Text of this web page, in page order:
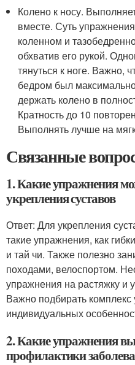
Колено к носу.
вместе. Суть
коленном и
обхватив его рукой.
тянуться к ноге. Важно,
бедром был
держать колено в
Кратность до 10
Выполнять лучше на
Связанные
1. Какие упражнения
укрепления суставов
Ответ: Для укрепления
такие упражнения, как
и тай чи. Также полезно
походами, велоспортом.
упражнения на растяжку и
Важно подбирать
индивидуальных
2. Какие упражнения
профилактики